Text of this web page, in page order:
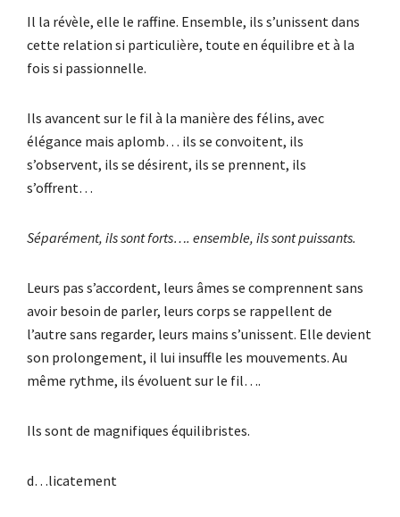
Il la révèle, elle le raffine. Ensemble, ils s’unissent dans
cette relation si particulière, toute en équilibre et à la
fois si passionnelle.
Ils avancent sur le fil à la manière des félins, avec
élégance mais aplomb… ils se convoitent, ils
s’observent, ils se désirent, ils se prennent, ils
s’offrent…
Séparément, ils sont forts…. ensemble, ils sont puissants.
Leurs pas s’accordent, leurs âmes se comprennent sans
avoir besoin de parler, leurs corps se rappellent de
l’autre sans regarder, leurs mains s’unissent. Elle devient
son prolongement, il lui insuffle les mouvements. Au
même rythme, ils évoluent sur le fil….
Ils sont de magnifiques équilibristes.
d…licatement